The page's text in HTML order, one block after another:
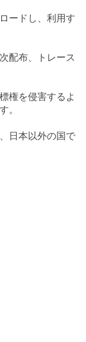
ードし、利用す
配布、トレース
権を侵害するよ
。
日本以外の国で